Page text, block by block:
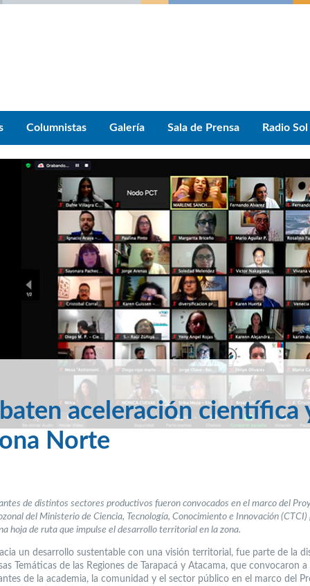
Columnistas Galería Sala de Prensa Radio Sol
aceleración científica
Norte
de distintos sectores productivos fueron convocados en el marco del
del Ministerio de Ciencia, Tecnología, Conocimiento e Innovación (CTCI)
hoja de ruta que impulse el desarrollo territorial en la zona.
un desarrollo sustentable con una visión territorial, fue parte de la
Temáticas de las Regiones de Tarapacá y Atacama, que convocaron a
de la academia, la comunidad y el sector público en el marco del